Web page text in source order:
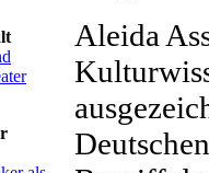
Aleida